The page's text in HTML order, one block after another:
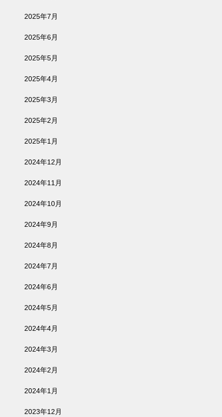
2025年7月
2025年6月
2025年5月
2025年4月
2025年3月
2025年2月
2025年1月
2024年12月
2024年11月
2024年10月
2024年9月
2024年8月
2024年7月
2024年6月
2024年5月
2024年4月
2024年3月
2024年2月
2024年1月
2023年12月